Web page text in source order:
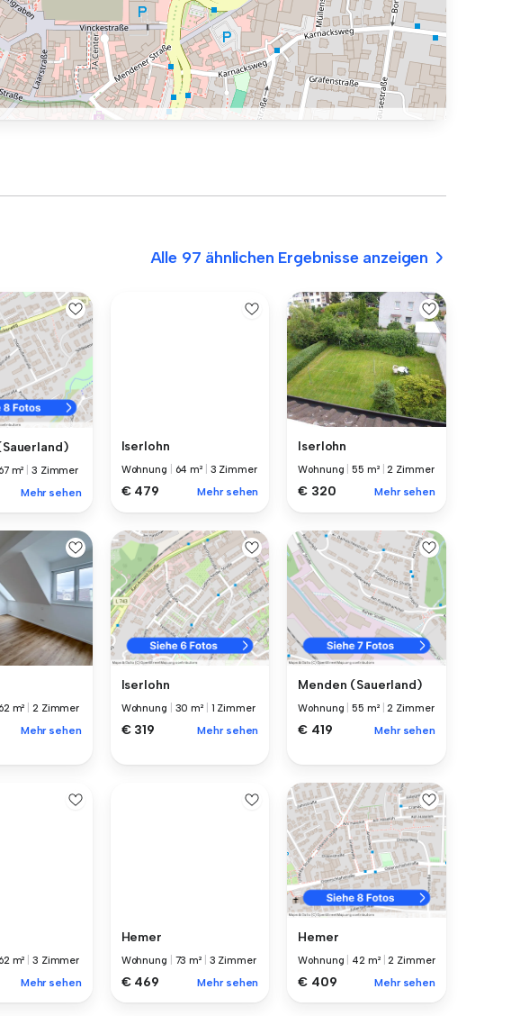
Alle 97 ähnlichen Ergebnisse anzeigen
67 m² 3 Zimmer
Mehr sehen
Iserlohn
Wohnung 64 m² 3 Zimmer
€ 479 Mehr sehen
Iserlohn
Wohnung |55 m² |2 Zimmer
€ 320 Mehr sehen
62 m² 2 Zimmer
Mehr sehen
Iserlohn
Wohnung 30 m² 1 Zimmer
€ 319 Mehr sehen
Menden (Sauerland)
Wohnung |55 m² |2 Zimmer
€ 419 Mehr sehen
62 m² 3 Zimmer
Mehr sehen
Hemer
Wohnung 73 m² 3 Zimmer
€ 469 Mehr sehen
Hemer
Wohnung 42 m² |2 Zimmer
€ 409 Mehr sehen